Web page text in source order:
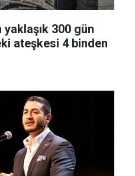
300 gün
ateşkesi 4 binden